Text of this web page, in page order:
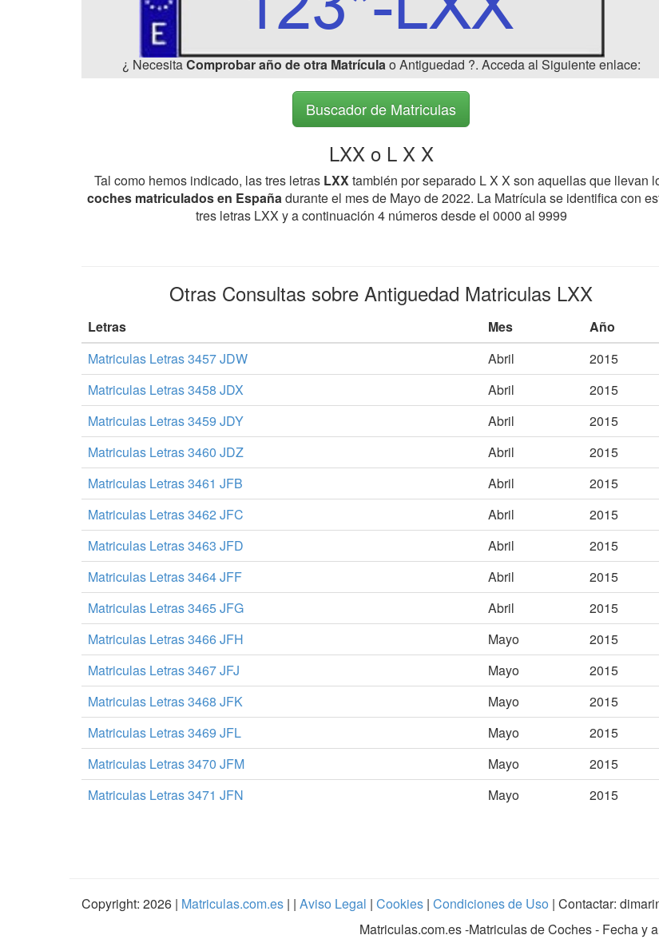
¿ NecesitaComprobar año de otra Matrículao Antiguedad ?. Acceda al Siguiente enlace:
Buscador de Matriculas
LXX o L X X
Tal como hemos indicado, las tres letras LXXtambién por separado L X X son aquellas que llevan
coches matriculados en Españadurante el mes de Mayo de 2022. La Matrícula se identifica con
tres letras LXX y a continuación 4 números desde el 0000 al 9999
Otras Consultas sobre Antiguedad Matriculas LXX
Letras Mes
Año
Matriculas Letras 3457 JDW
Abril
2015
Matriculas Letras 3458 JDX
Abril
2015
Matriculas Letras 3459 JDY
Abril
2015
Matriculas Letras 3460 JDZ
Abril
2015
Matriculas Letras 3461 JFB
Abril
2015
Matriculas Letras 3462 JFC
Abril
2015
Matriculas Letras 3463 JFD
Abril
2015
Matriculas Letras 3464 JFF
Abril
2015
Matriculas Letras 3465 JFG
Abril
2015
Matriculas Letras 3466 JFH
Mayo
2015
Matriculas Letras 3467 JFJ
Mayo
2015
Matriculas Letras 3468 JFK
Mayo
2015
Matriculas Letras 3469 JFL
Mayo
2015
Matriculas Letras 3470 JFM
Mayo
2015
Matriculas Letras 3471 JFN
Mayo 2015
Copyright: 2026 | Matriculas.com.es | | Aviso Legal | Cookies | Condiciones de Uso | Contactar:
Matriculas.com.es-Matriculas de Coches - Fecha y